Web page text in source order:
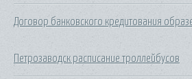
Договор банковского кредитования
Петрозаводск расписание троллейбусов